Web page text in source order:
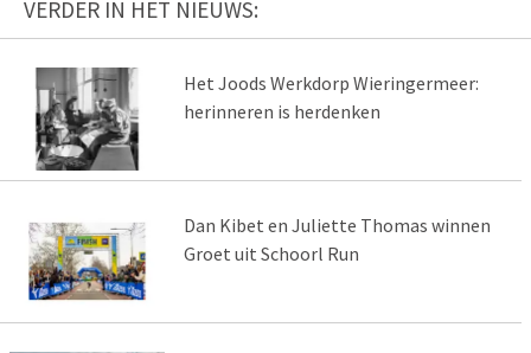
VERDER IN HET NIEUWS:
Het Joods Werkdorp Wieringermeer:
herinneren is herdenken
Dan Kibet en Juliette Thomas winnen
Groet uit Schoorl Run